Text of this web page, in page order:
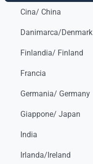
Cina/ China
Danimarca/Denmark
Finlandia/ Finland
Francia
Germania/ Germany
Giappone/ Japan
India
Irlanda/Ireland